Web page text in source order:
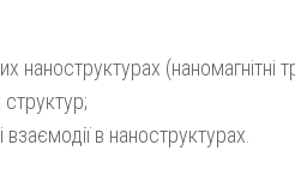
наноструктурах
структур;
в наноструктурах.